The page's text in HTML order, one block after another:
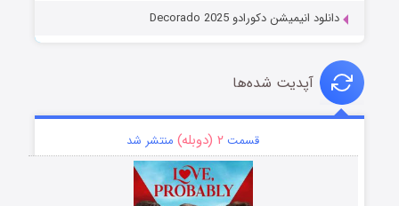
دانلود انیمیشن دکورادو Decorado 2025
آپدیت شده‌ها
قسمت ۲ (دوبله) منتشر شد